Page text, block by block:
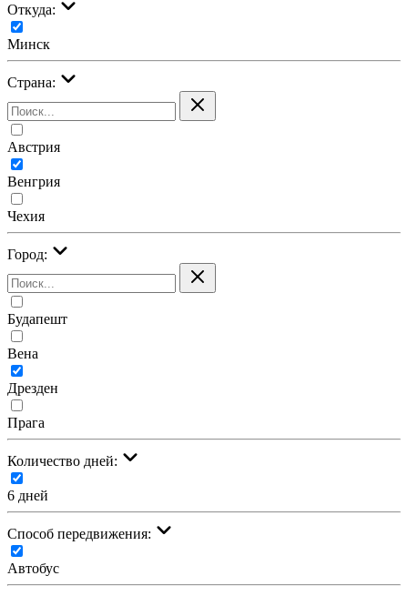
Откуда:
Минск
Страна:
Австрия
Венгрия
Чехия
Город:
Будапешт
Вена
Дрезден
Прага
Количество дней:
6 дней
Cпособ передвижения:
Автобус